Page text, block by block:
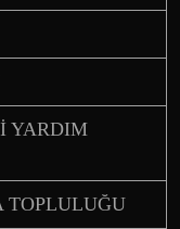
YARDIM
TOPLULUĞU